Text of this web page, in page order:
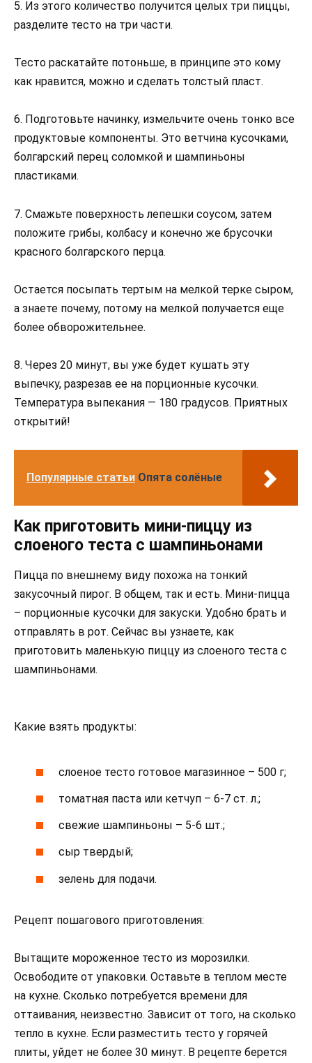
5. Из этого количество получится целых три пиццы,
разделите тесто на три части.
Тесто раскатайте потоньше, в принципе это кому
как нравится, можно и сделать толстый пласт.
6. Подготовьте начинку, измельчите очень тонко все
продуктовые компоненты. Это ветчина кусочками,
болгарский перец соломкой и шампиньоны
пластиками.
7. Смажьте поверхность лепешки соусом, затем
положите грибы, колбасу и конечно же брусочки
красного болгарского перца.
Остается посыпать тертым на мелкой терке сыром,
а знаете почему, потому на мелкой получается еще
более обворожительнее.
8. Через 20 минут, вы уже будет кушать эту
выпечку, разрезав ее на порционные кусочки.
Температура выпекания — 180 градусов. Приятных
открытий!
Популярные статьи Опята солёные
Как приготовить мини-пиццу из
слоеного теста с шампиньонами
Пицца по внешнему виду похожа на тонкий
закусочный пирог. В общем, так и есть. Мини-пицца
– порционные кусочки для закуски. Удобно брать и
отправлять в рот. Сейчас вы узнаете, как
приготовить маленькую пиццу из слоеного теста с
шампиньонами.
Какие взять продукты:
слоеное тесто готовое магазинное – 500 г;
томатная паста или кетчуп – 6-7 ст. л.;
свежие шампиньоны – 5-6 шт.;
сыр твердый;
зелень для подачи.
Рецепт пошагового приготовления:
Вытащите мороженное тесто из морозилки.
Освободите от упаковки. Оставьте в теплом месте
на кухне. Сколько потребуется времени для
оттаивания, неизвестно. Зависит от того, на сколько
тепло в кухне. Если разместить тесто у горячей
плиты, уйдет не более 30 минут. В рецепте берется